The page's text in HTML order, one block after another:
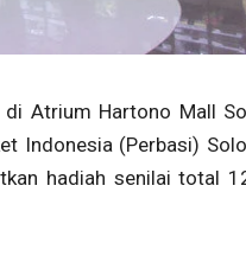
Atrium Hartono Mall
Indonesia (Perbasi)
hadiah senilai total